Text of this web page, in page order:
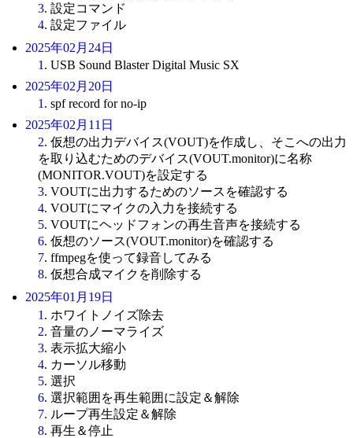
3. 設定コマンド
4. 設定ファイル
2025年02月24日
1 . USB Sound Blaster Digital Music SX
2025年02月20日
1 . spf record for no-ip
2025年02月11日
2. 仮想の出力デバイス(VOUT)を作成し、そこへの出力
を取り込むためのデバイス(VOUT.monitor)に名称
(MONITOR.VOUT)を設定する
3. VOUTに出力するためのソースを確認する
4. VOUTにマイクの入力を接続する
5. VOUTにヘッドフォンの再生音声を接続する
6. 仮想のソース(VOUT.monitor)を確認する
7. ffmpegを使って録音してみる
8. 仮想合成マイクを削除する
2025年01月19日
1 . ホワイトノイズ除去
2. 音量のノーマライズ
3. 表示拡大縮小
4. カーソル移動
5. 選択
6. 選択範囲を再生範囲に設定＆解除
7. ループ再生設定＆解除
8. 再生＆停止